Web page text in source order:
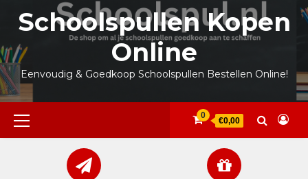
inhoud
Schoolspullen Kopen
Online
Eenvoudig & Goedkoop Schoolspullen Bestellen Online!
Primair
menu
0
€0,00